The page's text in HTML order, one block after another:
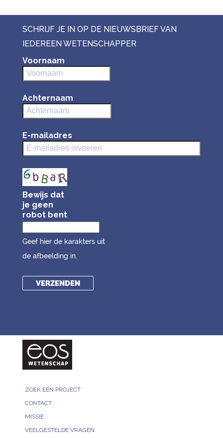
SCHRIJF JE IN OP DE NIEUWSBRIEF VAN
IEDEREEN WETENSCHAPPER
Voornaam
Achternaam
E-mailadres
Bewijs dat
je geen
robot bent
Geef hier de karakters uit
de afbeelding in.
ZOEK EEN PROJECT
CONTACT
MISSIE
VEELGESTELDE VRAGEN